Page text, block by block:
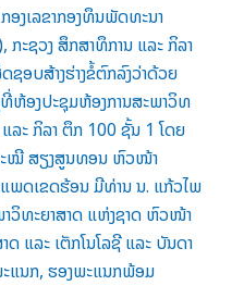
ງເລຂາກອງທຶນພັດທະນາ
ກະຊວງ ສຶກສາທຶການ ແລະ ກິລາ
ອບສ້າງຮ່າງຂໍ້ຕົກລົງວ່າດ້ວຍ
ຫ້ອງປະຊຸມຫ້ອງການສະພາວິທ
ລະ ກິລາ ຕຶກ 100 ຊັ້ນ 1 ໂດຍ
ະໝີ ສຽງສູນທອນ ຫົວໜ້າ
ພດເຂດຮ້ອນ ມີທ່ານ ນ. ແກ້ວໄພ
ວິທະຍາສາດ ແຫ່ງຊາດ ຫົວໜ້າ
ແລະ ເຕັກໂນໂລຊີ ແລະ ບັນດາ
ແນກ, ຮອງພະແນກພ້ອມ